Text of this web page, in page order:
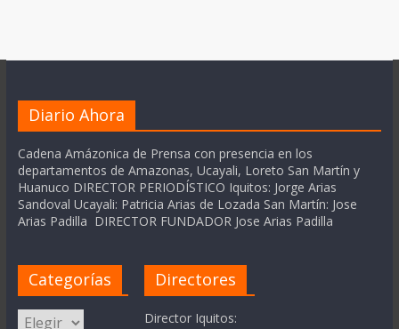
Diario Ahora
Cadena Amázonica de Prensa con presencia en los
departamentos de Amazonas, Ucayali, Loreto San Martín y
Huanuco DIRECTOR PERIODÍSTICO Iquitos: Jorge Arias
Sandoval Ucayali: Patricia Arias de Lozada San Martín: Jose
Arias Padilla DIRECTOR FUNDADOR Jose Arias Padilla
Categorías
Categorías
Directores
Director Iquitos: